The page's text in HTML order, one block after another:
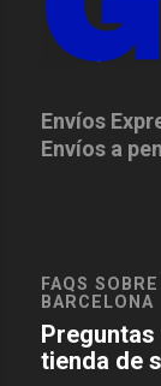
Envíos
Envíos a
FAQS
BARCELONA
tienda de